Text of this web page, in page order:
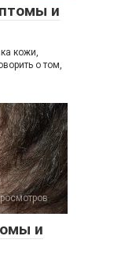
и
кожи,
о том,
и